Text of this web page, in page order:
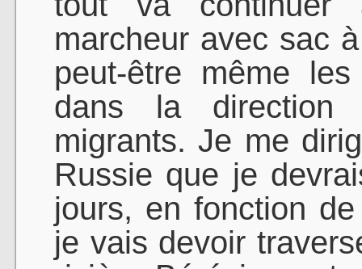
marcheur avec sac
peut-être même
dans la direction
migrants. Je me
Russie que je
jours, en fonction
je vais devoir